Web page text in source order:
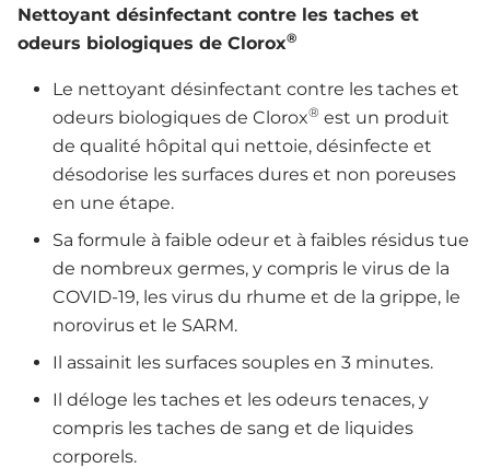
Nettoyant désinfectant contre les taches et
odeurs biologiques de Clorox®
Le nettoyant désinfectant contre les taches et
odeurs biologiques de Clorox® est un produit
de qualité hôpital qui nettoie, désinfecte et
désodorise les surfaces dures et non poreuses
en une étape.
Sa formule à faible odeur et à faibles résidus tue
de nombreux germes, y compris le virus de la
COVID-19, les virus du rhume et de la grippe, le
norovirus et le SARM.
Il assainit les surfaces souples en 3 minutes.
Il déloge les taches et les odeurs tenaces, y
compris les taches de sang et de liquides
corporels.